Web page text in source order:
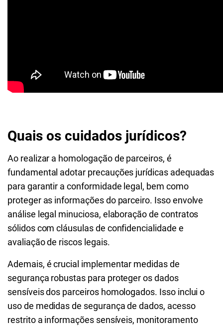
Quais os cuidados jurídicos?
Ao realizar a homologação de parceiros, é
fundamental adotar precauções jurídicas adequadas
para garantir a conformidade legal, bem como
proteger as informações do parceiro. Isso envolve
análise legal minuciosa, elaboração de contratos
sólidos com cláusulas de confidencialidade e
avaliação de riscos legais.
Ademais, é crucial implementar medidas de
segurança robustas para proteger os dados
sensíveis dos parceiros homologados. Isso inclui o
uso de medidas de segurança de dados, acesso
restrito a informações sensíveis, monitoramento